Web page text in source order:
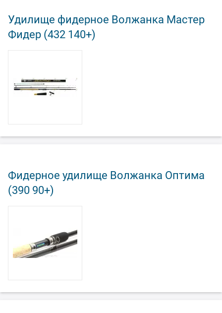
Удилище фидерное Волжанка Мастер
Фидер (432 140+)
Фидерное удилище Волжанка Оптима
(390 90+)